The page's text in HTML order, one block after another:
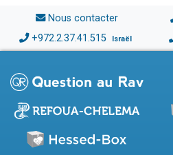
Nous contacter
+972.2.37.41.515 Israël